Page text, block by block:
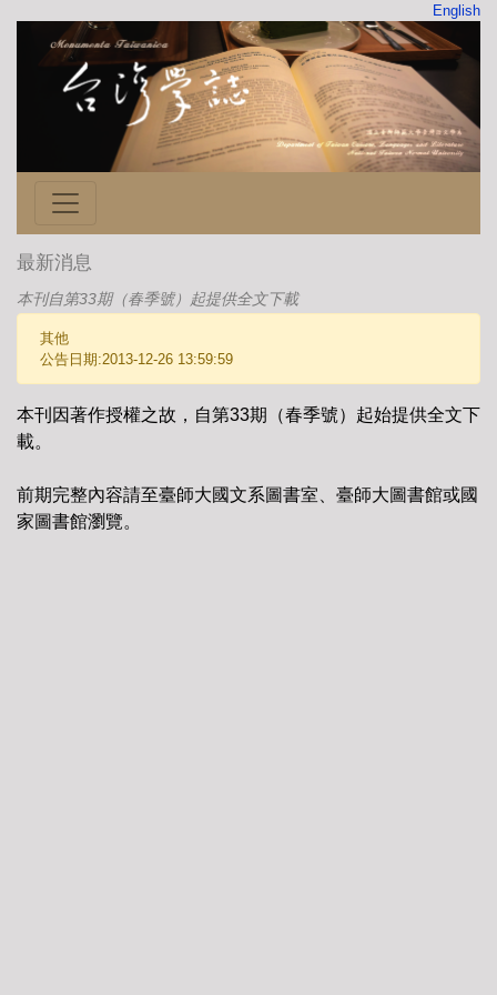
English
最新消息
本刊自第33期（春季號）起提供全文下載
其他
公告日期:2013-12-26 13:59:59
本刊因著作授權之故，自第33期（春季號）起始提供全文下
載。
前期完整內容請至臺師大國文系圖書室、臺師大圖書館或國
家圖書館瀏覽。